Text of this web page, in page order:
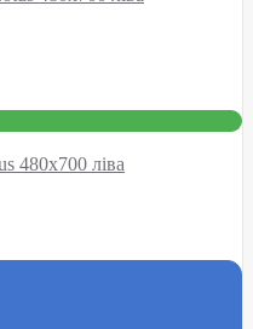
480х700 ліва